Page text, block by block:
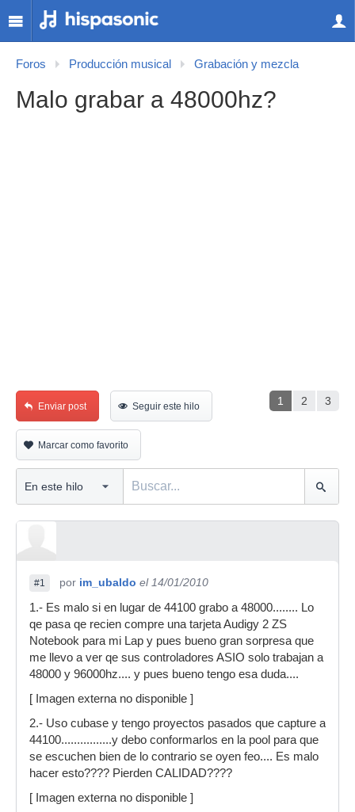
Foros Producción musical Grabación y mezcla
Malo grabar a 48000hz?
1 2 3
Enviar post Seguir este hilo
Marcar como favorito
#1 por im_ubaldo el 14/01/2010
1.- Es malo si en lugar de 44100 grabo a 48000........ Lo
qe pasa qe recien compre una tarjeta Audigy 2 ZS
Notebook para mi Lap y pues bueno gran sorpresa que
me llevo a ver qe sus controladores ASIO solo trabajan a
48000 y 96000hz.... y pues bueno tengo esa duda....
[ Imagen externa no disponible ]
2.- Uso cubase y tengo proyectos pasados que capture a
44100................y debo conformarlos en la pool para que
se escuchen bien de lo contrario se oyen feo.... Es malo
hacer esto???? Pierden CALIDAD????
[ Imagen externa no disponible ]